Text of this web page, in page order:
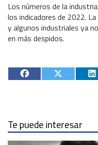
Los números de la
los indicadores de 2022.
y algunos industriales ya
en más despidos.
Te puede interesar